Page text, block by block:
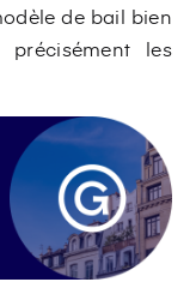
de bail bien
les